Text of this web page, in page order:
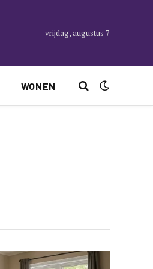
vrijdag, augustus 7
WONEN